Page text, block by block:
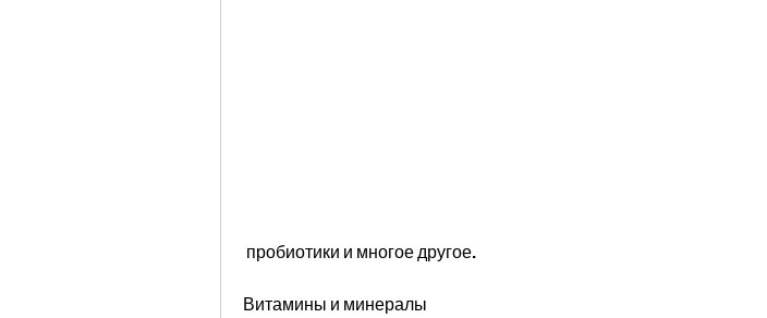
пробиотики и многое другое.
Витамины и минералы